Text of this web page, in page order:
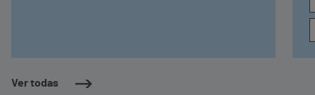
Ver todas